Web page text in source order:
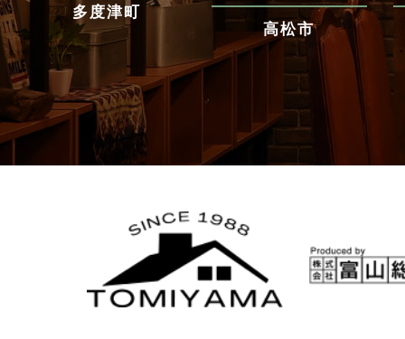
多度津町
高松市